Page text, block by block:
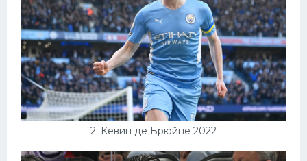
2. Кевин де Брюйне 2022
Тренажеры
Интерьеры квартир